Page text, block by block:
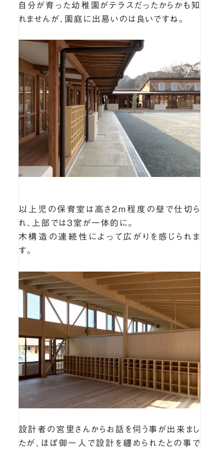
自分が育った幼稚園がテラスだったからかも知
れませんが、園庭に出易いのは良いですね。
以上児の保育室は高さ2ｍ程度の壁で仕切ら
れ、上部では3室が一体的に。
木構造の連続性によって広がりを感じられま
す。
設計者の宮里さんからお話を伺う事が出来まし
たが、ほぼ御一人で設計を纏められたとの事で